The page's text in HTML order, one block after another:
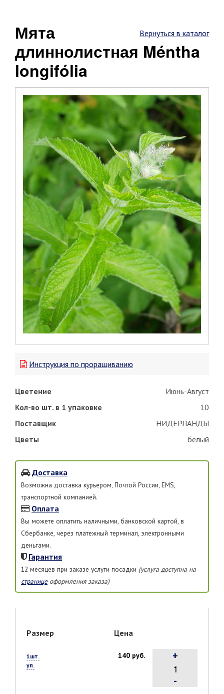
Вернуться в каталог
Мята
длиннолистная Méntha
longifólia
Инструкция по проращиванию
Цветение
Июнь-Август
Кол-во шт. в 1 упаковке
10
Поставщик
НИДЕРЛАНДЫ
Цветы
белый
Доставка
Возможна доставка курьером, Почтой России, EMS,
транспортной компанией.
Оплата
Вы можете оплатить наличными, банковской картой, в
Сбербанке, через платежный терминал, электронными
деньгами.
Гарантия
12 месяцев при заказе услуги посадки (услуга доступна на
страницеоформления заказа)
Размер Цена
1шт.
уп.
140 руб.
-
+